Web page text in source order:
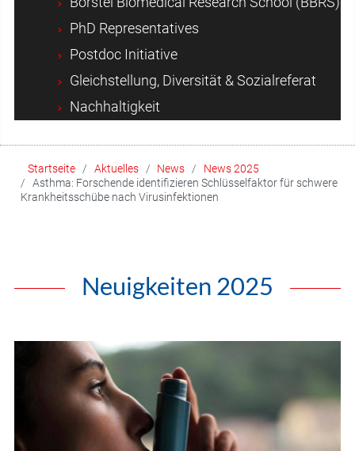
PhD Representatives
Postdoc Initiative
Gleichstellung, Diversität & Sozialreferat
Nachhaltigkeit
Startseite Aktuelles News
News 2025
Asthma: Forschende identifizieren Schlüsselfaktor für schwere
Krankheitsschübe nach Virusinfektionen
Neuigkeiten 2025